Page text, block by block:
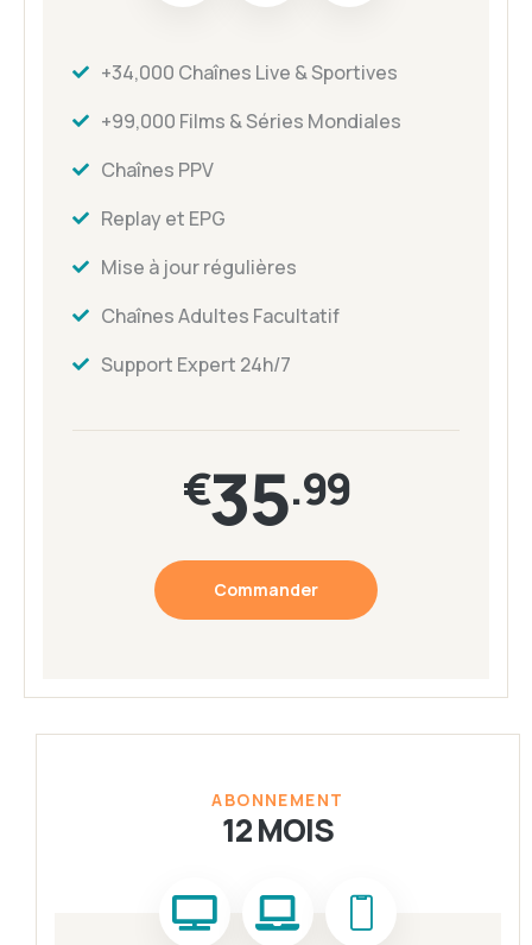
+34,000 Chaînes Live & Sportives
+99,000 Films & Séries Mondiales
Chaînes PPV
Replay et EPG
Mise à jour régulières
Chaînes Adultes Facultatif
Support Expert 24h/7
€35.99
Commander
ABONNEMENT
12 MOIS